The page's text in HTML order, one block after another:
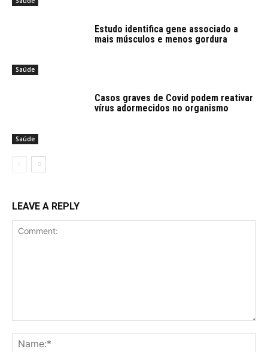
Saúde
Estudo identifica gene associado a
mais músculos e menos gordura
Saúde
Casos graves de Covid podem reativar
vírus adormecidos no organismo
LEAVE A REPLY